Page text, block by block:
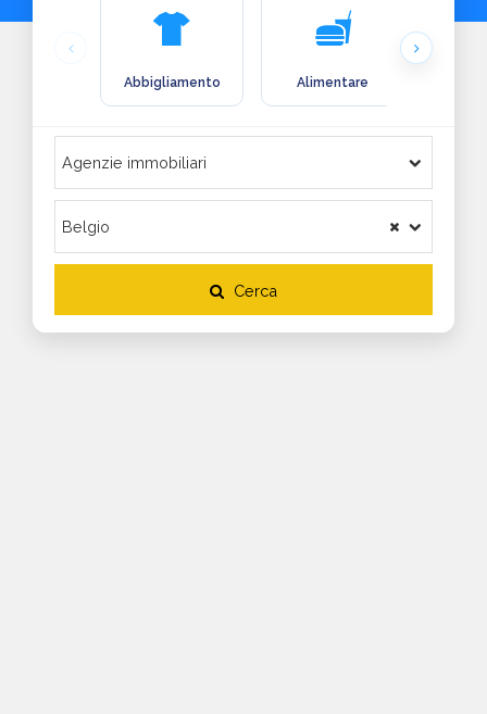
Abbigliamento Alimentare
Cerca